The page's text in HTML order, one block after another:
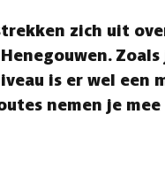
zich uit
is er wel
nemen je